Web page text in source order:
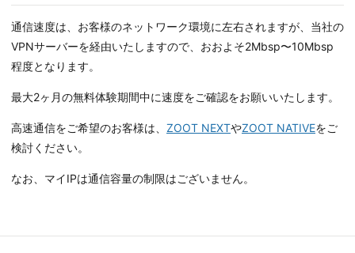
通信速度は、お客様のネットワーク環境に左右されますが、当社の
VPNサーバーを経由いたしますので、おおよそ2Mbsp〜10Mbsp
程度となります。
最大2ヶ月の無料体験期間中に速度をご確認をお願いいたします。
高速通信をご希望のお客様は、 ZOOT NEXTやZOOT NATIVEをご
検討ください。
なお、マイIPは通信容量の制限はございません。